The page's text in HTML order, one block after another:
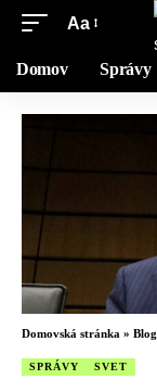
Aa
Domov Správy
Domovská stránka » Blog
SPRÁVY SVET